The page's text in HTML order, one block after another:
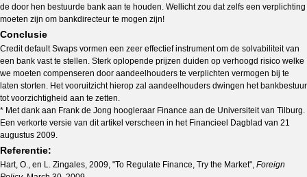
de door hen bestuurde bank aan te houden. Wellicht zou dat zelfs een verplichting
moeten zijn om bankdirecteur te mogen zijn!
Conclusie
Credit default Swaps vormen een zeer effectief instrument om de solvabiliteit van
een bank vast te stellen. Sterk oplopende prijzen duiden op verhoogd risico welke
we moeten compenseren door aandeelhouders te verplichten vermogen bij te
laten storten. Het vooruitzicht hierop zal aandeelhouders dwingen het bankbestuur
tot voorzichtigheid aan te zetten.
* Met dank aan Frank de Jong hoogleraar Finance aan de Universiteit van Tilburg.
Een verkorte versie van dit artikel verscheen in het Financieel Dagblad van 21
augustus 2009.
Referentie:
Hart, O., en L. Zingales, 2009, "To Regulate Finance, Try the Market", Foreign